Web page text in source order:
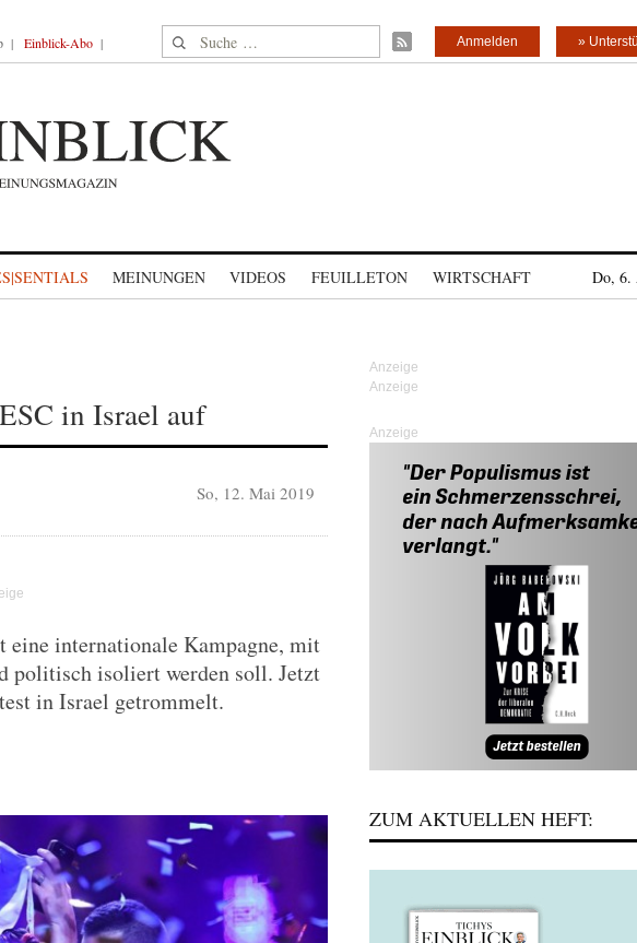
Einblick-Abo Suche nach: »
Anmelden
MEINUNGEN VIDEOS FEUILLETON WIRTSCHAFT Do, 6.
in Israel auf
So, 12. Mai 2019
eine internationale Kampagne, mit
isoliert werden soll. Jetzt
in Israel getrommelt.
Anzeige
ZUM AKTUELLEN HEFT: